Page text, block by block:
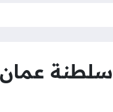
عمان 2026